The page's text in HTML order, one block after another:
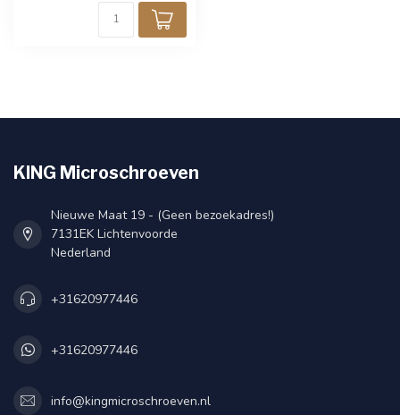
KING Microschroeven
Nieuwe Maat 19 - (Geen bezoekadres!)
7131EK Lichtenvoorde
Nederland
+31620977446
+31620977446
info@kingmicroschroeven.nl